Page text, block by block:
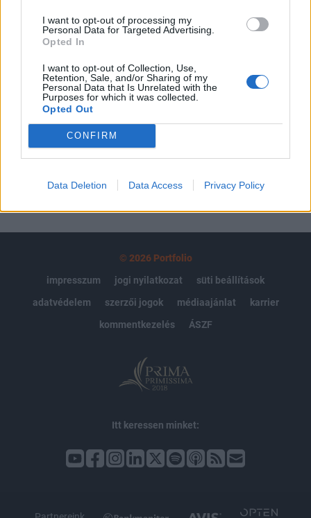
I want to opt-out of processing my
Personal Data for Targeted Advertising.
Opted In
I want to opt-out of Collection, Use,
Retention, Sale, and/or Sharing of my
Personal Data that Is Unrelated with the
Purposes for which it was collected.
Opted Out
CONFIRM
Data Deletion Data Access Privacy Policy
Portfolio.hu teljes cikkarchívum
Kötéslisták: BÉT elmúlt 2 év napon belüli
kötéslistái
Előfizetés
MÁR ELŐFIZETŐNK VAGY?
© 2026 Portfolio
impresszum
jogi nyilatkozat
süti beállítások
adatvédelem
szerzői jogok médiaajánlat
karrier
kommentkezelés
ÁSZF
Itt keressen minket: